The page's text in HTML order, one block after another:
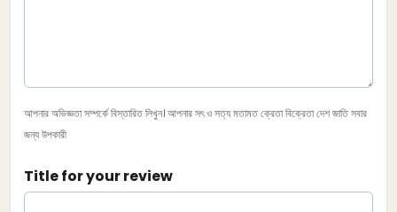
আপনার অভিজ্ঞতা সম্পর্কে বিস্তারিত লিখুন। আপনার সৎ ও সত্য মতামত ক্রেতা বিক্রেতা দেশ জাতি সবার
জন্য উপকারী
Title for your review